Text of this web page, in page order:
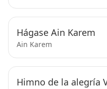
Hágase Ain Karem
Ain Karem
Himno de la alegría